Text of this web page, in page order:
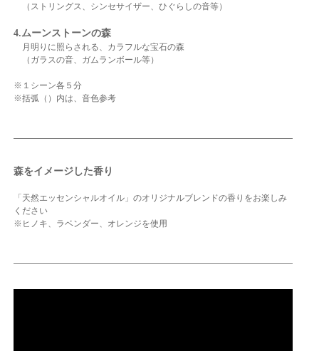
（ストリングス、シンセサイザー、ひぐらしの音等）
4.ムーンストーンの森
月明りに照らされる、カラフルな宝石の森
（ガラスの音、ガムランボール等）
※１シーン各５分
※括弧（）内は、音色参考
森をイメージした香り
「天然エッセンシャルオイル」のオリジナルブレンドの香りをお楽しみ
ください
※ヒノキ、ラベンダー、オレンジを使用